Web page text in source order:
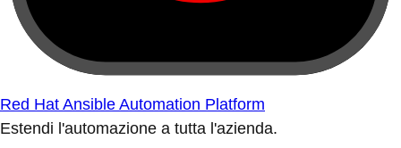
Red Hat Ansible Automation Platform
Estendi l'automazione a tutta l'azienda.